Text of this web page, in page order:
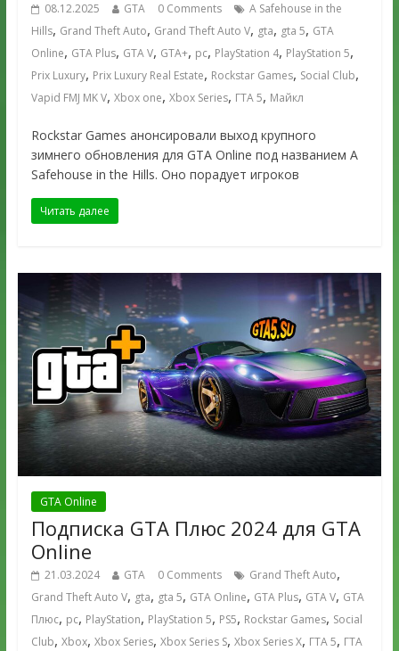
08.12.2025 GTA 0 Comments
A Safehouse in the
Hills, Grand Theft Auto, Grand Theft Auto V, gta, gta 5, GTA
Online, GTA Plus, GTA V, GTA+, pc, PlayStation 4, PlayStation 5,
Prix Luxury, Prix Luxury Real Estate, Rockstar Games, Social Club,
Vapid FMJ MK V, Xbox one, Xbox Series, ГТА 5, Майкл
Rockstar Games анонсировали выход крупного
зимнего обновления для GTA Online под названием A
Safehouse in the Hills. Оно порадует игроков
Читать далее
GTA Online
Подписка GTA Плюс 2024 для GTA
Online
21.03.2024 GTA 0 Comments Grand Theft Auto,
Grand Theft Auto V, gta, gta 5, GTA Online, GTA Plus, GTA V, GTA
Плюс, pc, PlayStation, PlayStation 5, PS5, Rockstar Games, Social
Club, Xbox, Xbox Series, Xbox Series S, Xbox Series X, ГТА 5, ГТА